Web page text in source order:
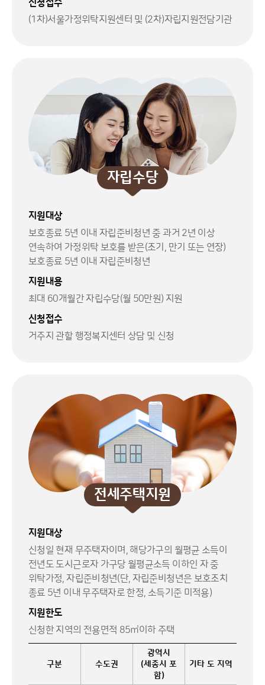
(1차)서울가정위탁지원센터 및 (2차)자립지원전담기관
자립수당
지원대상
보호종료 5년 이내 자립준비청년 중 과거 2년 이상
연속하여 가정위탁 보호를 받은(조기, 만기 또는 연장)
보호종료 5년 이내 자립준비청년
지원내용
최대 60개월간 자립수당(월 50만원) 지원
신청접수
거주지 관할 행정복지센터 상담 및 신청
전세주택지원
지원대상
신청일 현재 무주택자이며, 해당가구의 월평균 소득이
전년도 도시근로자 가구당 월평균소득 이하인 자 중
위탁가정, 자립준비청년(단, 자립준비청년은 보호조치
종료 5년 이내 무주택자로 한정, 소득기준 미적용)
지원한도
신청한 지역의 전용면적 85㎡이하 주택
구분 수도권
광역시
(세종시 포
함)
기타 도 지역